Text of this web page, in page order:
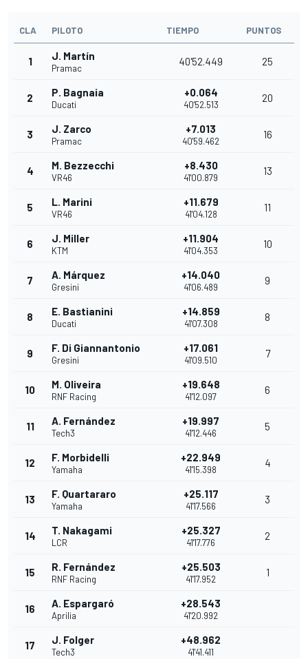
CLA PILOTO TIEMPO PUNTOS
1 J. Martín
Pramac
40'52.449 25
2 P. Bagnaia
Ducati
+0.064
40'52.513
20
3 J. Zarco
Pramac
+7.013
40'59.462
16
4 M. Bezzecchi
VR46
+8.430
41'00.879
13
5 L. Marini
VR46
+11.679
41'04.128
11
6 J. Miller
KTM
+11.904
41'04.353
10
7 A. Márquez
Gresini
+14.040
41'06.489
9
8 E. Bastianini
Ducati
+14.859
41'07.308
8
9 F. Di Giannantonio
Gresini
+17.061
41'09.510
7
10 M. Oliveira
RNF Racing
+19.648
41'12.097
6
11 A. Fernández
Tech3
+19.997
41'12.446
5
12 F. Morbidelli
Yamaha
+22.949
41'15.398
4
13 F. Quartararo
Yamaha
+25.117
41'17.566
3
14 T. Nakagami
LCR
+25.327
41'17.776
2
15 R. Fernández
RNF Racing
+25.503
41'17.952
1
16 A. Espargaró
Aprilia
+28.543
41'20.992
17 J. Folger
Tech3
+48.962
41'41.411